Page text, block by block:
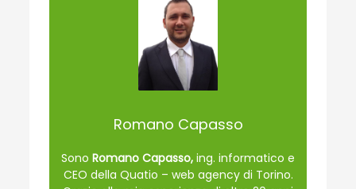
Romano Capasso
Sono Romano Capasso, ing. informatico e
CEO della Quatio – web agency di Torino.